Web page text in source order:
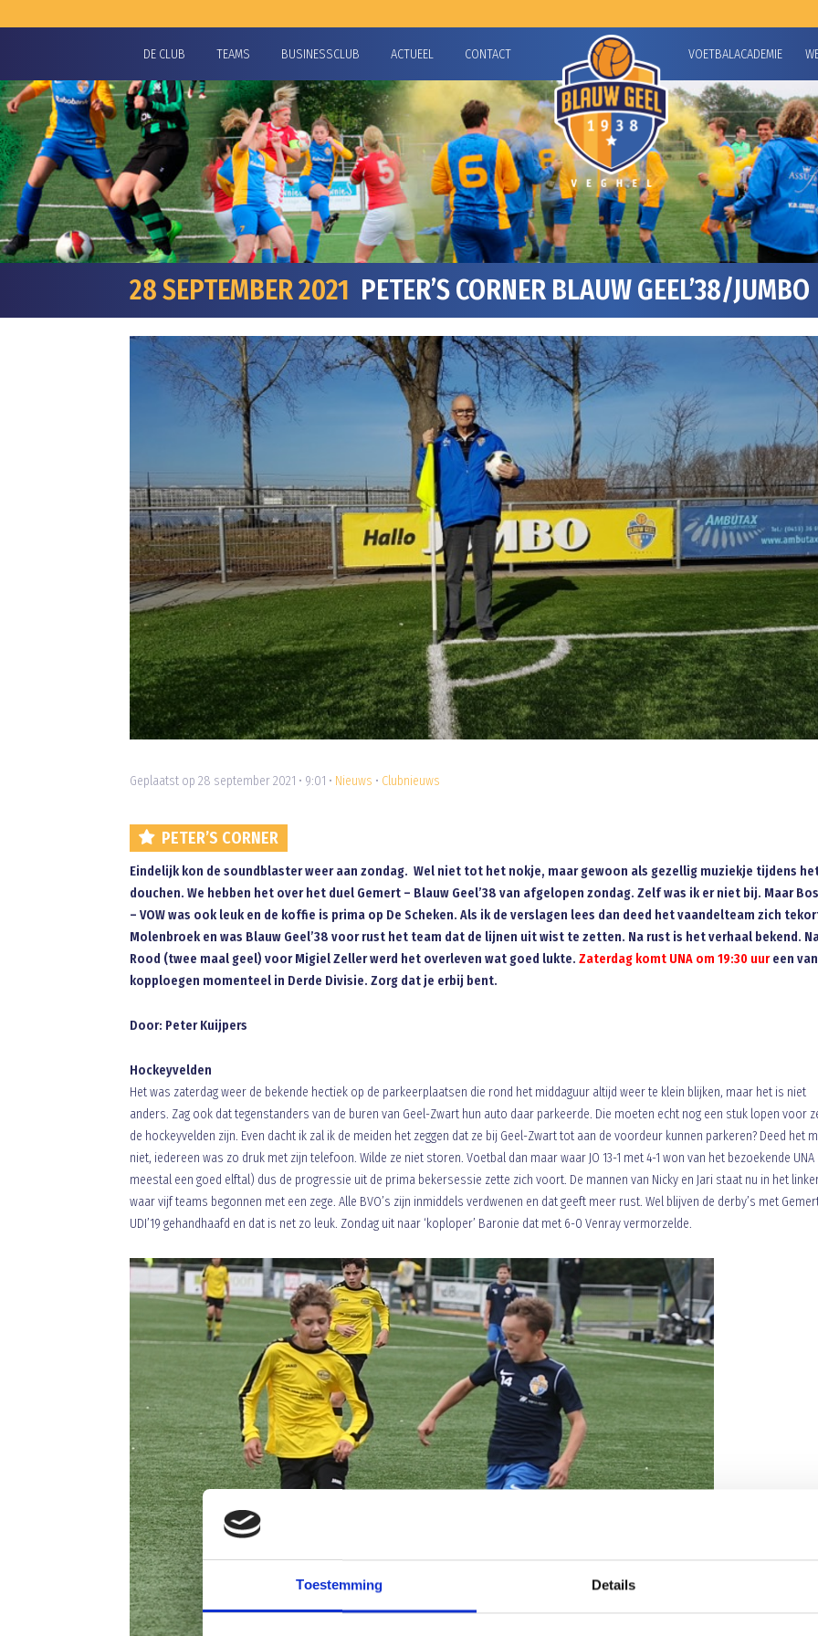
Toestemming Details
DE CLUB TEAMS BUSINESSCLUB ACTUEEL CONTACT VOETBALACADEMIE
28 SEPTEMBER 2021 PETER’S CORNER BLAUW GEEL’38/JUMBO
Geplaatst op 28 september 2021 • 9:01 • Nieuws • Clubnieuws
PETER’S CORNER
Eindelijk kon de soundblaster weer aan zondag. Wel niet tot het nokje, maar gewoon als gezellig muziekje tijdens
douchen. We hebben het over het duel Gemert – Blauw Geel’38 van afgelopen zondag. Zelf was ik er niet bij. Maar
– VOW was ook leuk en de koffie is prima op De Scheken. Als ik de verslagen lees dan deed het vaandelteam zich
Molenbroek en was Blauw Geel’38 voor rust het team dat de lijnen uit wist te zetten. Na rust is het verhaal bekend.
Rood (twee maal geel) voor Migiel Zeller werd het overleven wat goed lukte. Zaterdag komt UNA om 19:30 uureen
kopploegen momenteel in Derde Divisie. Zorg dat je erbij bent.
Door: Peter Kuijpers
Hockeyvelden
Het was zaterdag weer de bekende hectiek op de parkeerplaatsen die rond het middaguur altijd weer te klein blijken, maar het is niet
anders. Zag ook dat tegenstanders van de buren van Geel-Zwart hun auto daar parkeerde. Die moeten echt nog een stuk lopen voor
de hockeyvelden zijn. Even dacht ik zal ik de meiden het zeggen dat ze bij Geel-Zwart tot aan de voordeur kunnen parkeren? Deed het
niet, iedereen was zo druk met zijn telefoon. Wilde ze niet storen. Voetbal dan maar waar JO 13-1 met 4-1 won van het bezoekende
meestal een goed elftal) dus de progressie uit de prima bekersessie zette zich voort. De mannen van Nicky en Jari staat nu in het
waar vijf teams begonnen met een zege. Alle BVO’s zijn inmiddels verdwenen en dat geeft meer rust. Wel blijven de derby’s met
UDI’19 gehandhaafd en dat is net zo leuk. Zondag uit naar ‘koploper’ Baronie dat met 6-0 Venray vermorzelde.